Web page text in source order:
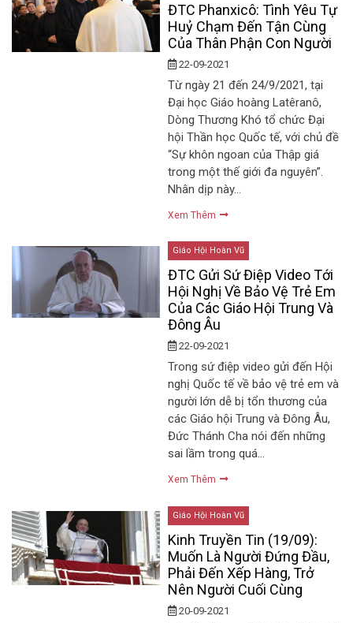
ĐTC Phanxicô: Tình Yêu Tự
Huỷ Chạm Đến Tận Cùng
Của Thân Phận Con Người
22-09-2021
Từ ngày 21 đến 24/9/2021, tại
Đại học Giáo hoàng Latêranô,
Dòng Thương Khó tổ chức Đại
hội Thần học Quốc tế, với chủ đề
“Sự khôn ngoan của Thập giá
trong một thế giới đa nguyên”.
Nhân dịp này…
Xem Thêm
Giáo Hội Hoàn Vũ
ĐTC Gửi Sứ Điệp Video Tới
Hội Nghị Về Bảo Vệ Trẻ Em
Của Các Giáo Hội Trung Và
Đông Âu
22-09-2021
Trong sứ điệp video gửi đến Hội
nghị Quốc tế về bảo vệ trẻ em và
người lớn dễ bị tổn thương của
các Giáo hội Trung và Đông Âu,
Đức Thánh Cha nói đến những
sai lầm trong quá…
Xem Thêm
Giáo Hội Hoàn Vũ
Kinh Truyền Tin (19/09):
Muốn Là Người Đứng Đầu,
Phải Đến Xếp Hàng, Trở
Nên Người Cuối Cùng
20-09-2021